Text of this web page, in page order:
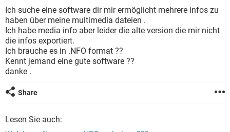
FACEBOOK HARDWARE
WHATSAPP TIKTOK
FACEBOOK
ANDROID IOS
WINDOWS 10 INSTAGRAM
WHATSAPP
FACEBOOK HARDWARE
Ich suche eine software dir mir ermöglicht mehrere infos zu
haben über meine multimedia dateien .
Ich habe media info aber leider die alte version die mir nicht
die infos exportiert.
Ich brauche es in .NFO format ??
Kennt jemand eine gute software ??
danke .
Share
Lesen Sie auch: